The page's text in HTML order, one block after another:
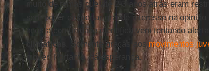
muito de temas que até 2-3 anos atrás eram
sem poder despertar grande interesse na
anos a comunidade científica vem tentando
climáticas
. Somente graças aos movimentos
mover. Portanto, há esperança.